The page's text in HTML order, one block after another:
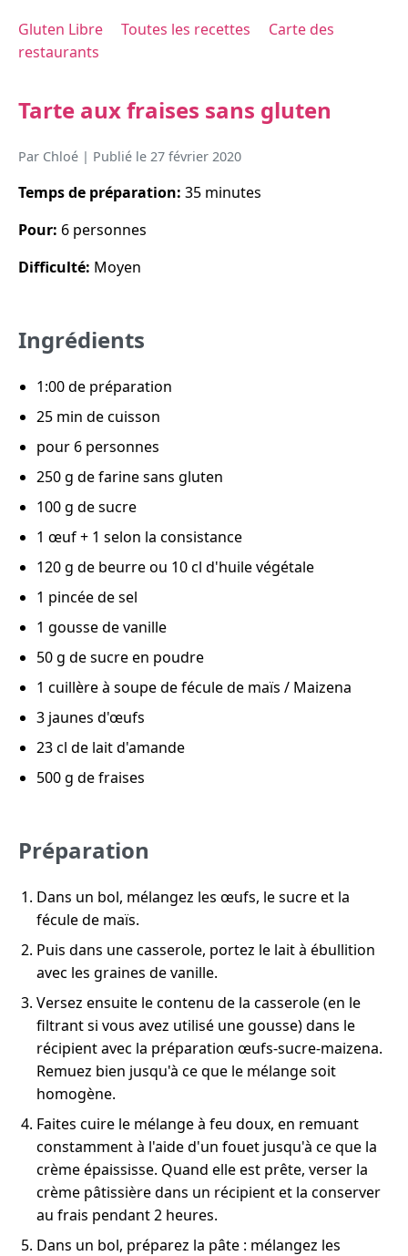
Gluten Libre Toutes les recettes
Carte des
restaurants
Tarte aux fraises sans gluten
Par Chloé | Publié le 27 février 2020
Temps de préparation: 35 minutes
Pour: 6 personnes
Difficulté: Moyen
Ingrédients
1:00 de préparation
25 min de cuisson
pour 6 personnes
250 g de farine sans gluten
100 g de sucre
1 œuf + 1 selon la consistance
120 g de beurre ou 10 cl d'huile végétale
1 pincée de sel
1 gousse de vanille
50 g de sucre en poudre
1 cuillère à soupe de fécule de maïs / Maizena
3 jaunes d'œufs
23 cl de lait d'amande
500 g de fraises
Préparation
Dans un bol, mélangez les œufs, le sucre et la
fécule de maïs.
Puis dans une casserole, portez le lait à ébullition
avec les graines de vanille.
Versez ensuite le contenu de la casserole (en le
filtrant si vous avez utilisé une gousse) dans le
récipient avec la préparation œufs-sucre-maizena.
Remuez bien jusqu'à ce que le mélange soit
homogène.
Faites cuire le mélange à feu doux, en remuant
constamment à l'aide d'un fouet jusqu'à ce que la
crème épaississe. Quand elle est prête, verser la
crème pâtissière dans un récipient et la conserver
au frais pendant 2 heures.
Dans un bol, préparez la pâte : mélangez les